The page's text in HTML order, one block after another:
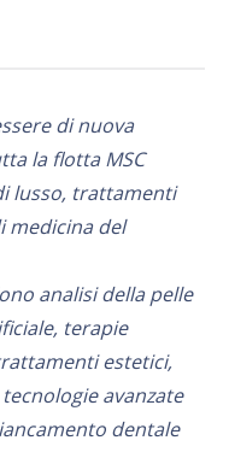
di nuova
la flotta MSC
lusso, trattamenti
medicina del
analisi della pelle
terapie
estetici,
avanzate
dentale